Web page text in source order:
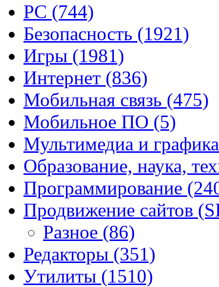
PC (744)
Безопасность (1921)
Игры (1981)
Интернет (836)
Мобильная связь (475)
Мобильное ПО (5)
Мультимедиа и
Образование, наука,
Программирование
Продвижение сайтов
Разное (86)
Редакторы (351)
Утилиты (1510)